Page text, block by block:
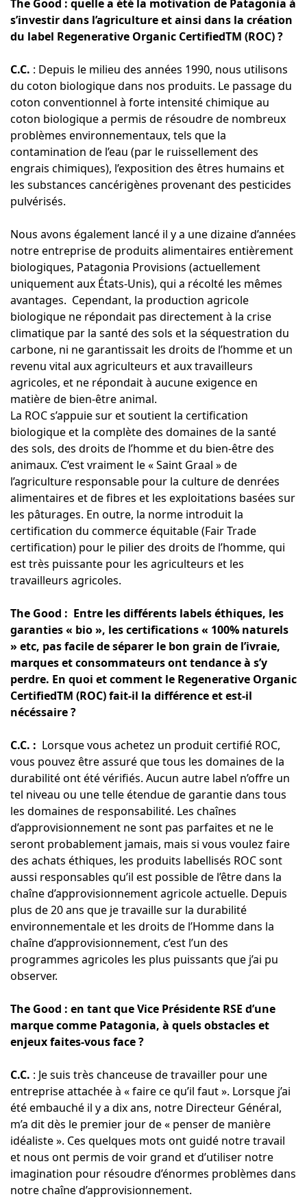
The Good : quelle a été la motivation de Patagonia à
s’investir dans l’agriculture et ainsi dans la création
du label Regenerative Organic CertifiedTM (ROC) ?
C.C. : Depuis le milieu des années 1990, nous utilisons
du coton biologique dans nos produits. Le passage du
coton conventionnel à forte intensité chimique au
coton biologique a permis de résoudre de nombreux
problèmes environnementaux, tels que la
contamination de l’eau (par le ruissellement des
engrais chimiques), l’exposition des êtres humains et
les substances cancérigènes provenant des pesticides
pulvérisés.
Nous avons également lancé il y a une dizaine d’années
notre entreprise de produits alimentaires entièrement
biologiques, Patagonia Provisions (actuellement
uniquement aux États-Unis), qui a récolté les mêmes
avantages. Cependant, la production agricole
biologique ne répondait pas directement à la crise
climatique par la santé des sols et la séquestration du
carbone, ni ne garantissait les droits de l’homme et un
revenu vital aux agriculteurs et aux travailleurs
agricoles, et ne répondait à aucune exigence en
matière de bien-être animal.
La ROC s’appuie sur et soutient la certification
biologique et la complète des domaines de la santé
des sols, des droits de l’homme et du bien-être des
animaux. C’est vraiment le « Saint Graal » de
l’agriculture responsable pour la culture de denrées
alimentaires et de fibres et les exploitations basées sur
les pâturages. En outre, la norme introduit la
certification du commerce équitable (Fair Trade
certification) pour le pilier des droits de l’homme, qui
est très puissante pour les agriculteurs et les
travailleurs agricoles.
The Good : Entre les différents labels éthiques, les
garanties « bio », les certifications « 100% naturels
» etc, pas facile de séparer le bon grain de l’ivraie,
marques et consommateurs ont tendance à s’y
perdre. En quoi et comment le Regenerative Organic
CertifiedTM (ROC) fait-il la différence et est-il
nécéssaire ?
C.C. : Lorsque vous achetez un produit certifié ROC,
vous pouvez être assuré que tous les domaines de la
durabilité ont été vérifiés. Aucun autre label n’offre un
tel niveau ou une telle étendue de garantie dans tous
les domaines de responsabilité. Les chaînes
d’approvisionnement ne sont pas parfaites et ne le
seront probablement jamais, mais si vous voulez faire
des achats éthiques, les produits labellisés ROC sont
aussi responsables qu’il est possible de l’être dans la
chaîne d’approvisionnement agricole actuelle. Depuis
plus de 20 ans que je travaille sur la durabilité
environnementale et les droits de l’Homme dans la
chaîne d’approvisionnement, c’est l’un des
programmes agricoles les plus puissants que j’ai pu
observer.
The Good : en tant que Vice Présidente RSE d’une
marque comme Patagonia, à quels obstacles et
enjeux faites-vous face ?
C.C. : Je suis très chanceuse de travailler pour une
entreprise attachée à « faire ce qu’il faut ». Lorsque j’ai
été embauché il y a dix ans, notre Directeur Général,
m’a dit dès le premier jour de « penser de manière
idéaliste ». Ces quelques mots ont guidé notre travail
et nous ont permis de voir grand et d’utiliser notre
imagination pour résoudre d’énormes problèmes dans
notre chaîne d’approvisionnement.